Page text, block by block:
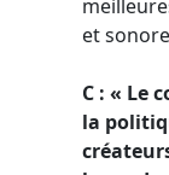
et
C : « Le
la